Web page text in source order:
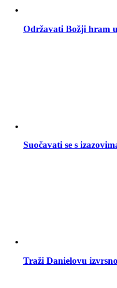
Održavati Božji hram
Suočavati se s
Traži Danielovu